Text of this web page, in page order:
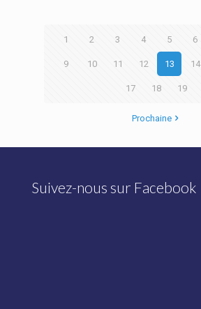
1 2 3 4 5 6
9 10 11 12 13 14
17 18 19
Prochaine
Suivez-nous sur Facebook